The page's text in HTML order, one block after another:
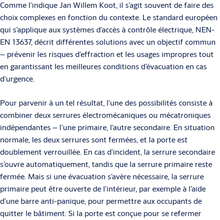
Comme l’indique Jan Willem Koot, il s’agit souvent de faire des
choix com­plexes en fonction du contexte. Le standard européen
qui s’applique aux systèmes d’accès à contrôle électrique, NEN-
EN 13637, décrit différentes solutions avec un objectif commun
– prévenir les risques d’effraction et les usages impropres tout
en garantissant les meilleures conditions d’évacuation en cas
d’urgence.
Pour parvenir à un tel résultat, l’une des possibilités consiste à
combiner deux serrures électromécaniques ou mécatroniques
indépendantes – l’une primaire, l’autre secondaire. En situation
normale, les deux serrures sont fermées, et la porte est
doublement verrouillée. En cas d’incident, la serrure secondaire
s’ouvre automatiquement, tandis que la serrure primaire reste
fermée. Mais si une évacuation s’avère nécessaire, la serrure
primaire peut être ouverte de l’intérieur, par exemple à l’aide
d’une barre anti-panique, pour permettre aux occupants de
quitter le bâtiment. Si la porte est conçue pour se refermer